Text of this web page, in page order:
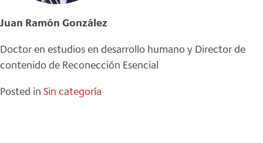
Juan Ramón González
Doctor en estudios en desarrollo humano y Director de
contenido de Reconección Esencial
Posted inSin categoría